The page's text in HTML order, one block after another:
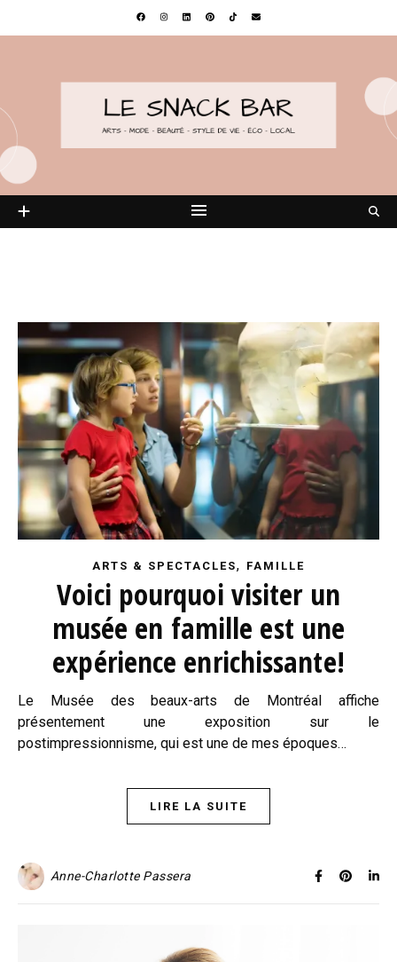
ARTS & SPECTACLES, FAMILLE
Voici pourquoi visiter un
musée en famille est une
expérience enrichissante!
Le Musée des beaux-arts de Montréal affiche
présentement une exposition sur le
postimpressionnisme, qui est une de mes époques…
LIRE LA SUITE
Anne-Charlotte Passera